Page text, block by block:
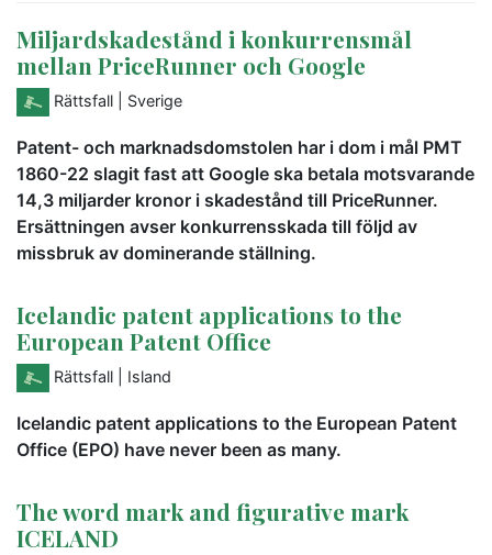
Miljardskadestånd i konkurrensmål
mellan PriceRunner och Google
Rättsfall | Sverige
Patent- och marknadsdomstolen har i dom i mål PMT
1860-22 slagit fast att Google ska betala motsvarande
14,3 miljarder kronor i skadestånd till PriceRunner.
Ersättningen avser konkurrensskada till följd av
missbruk av dominerande ställning.
Icelandic patent applications to the
European Patent Office
Rättsfall | Island
Icelandic patent applications to the European Patent
Office (EPO) have never been as many.
The word mark and figurative mark
ICELAND